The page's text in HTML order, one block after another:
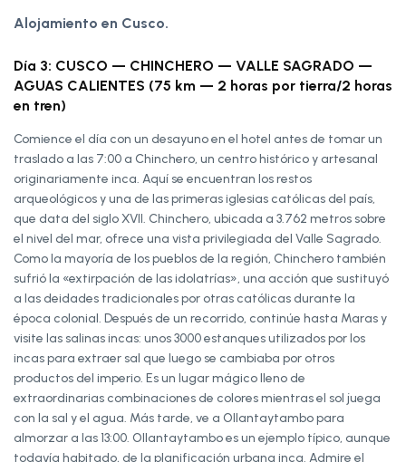
Alojamiento en Cusco.
Día 3: CUSCO — CHINCHERO — VALLE SAGRADO —
AGUAS CALIENTES (75 km — 2 horas por tierra/2 horas
en tren)
Comience el día con un desayuno en el hotel antes de tomar un
traslado a las 7:00 a Chinchero, un centro histórico y artesanal
originariamente inca. Aquí se encuentran los restos
arqueológicos y una de las primeras iglesias católicas del país,
que data del siglo XVII. Chinchero, ubicada a 3.762 metros sobre
el nivel del mar, ofrece una vista privilegiada del Valle Sagrado.
Como la mayoría de los pueblos de la región, Chinchero también
sufrió la «extirpación de las idolatrías», una acción que sustituyó
a las deidades tradicionales por otras católicas durante la
época colonial. Después de un recorrido, continúe hasta Maras y
visite las salinas incas: unos 3000 estanques utilizados por los
incas para extraer sal que luego se cambiaba por otros
productos del imperio. Es un lugar mágico lleno de
extraordinarias combinaciones de colores mientras el sol juega
con la sal y el agua. Más tarde, ve a Ollantaytambo para
almorzar a las 13:00. Ollantaytambo es un ejemplo típico, aunque
todavía habitado, de la planificación urbana inca. Admire el